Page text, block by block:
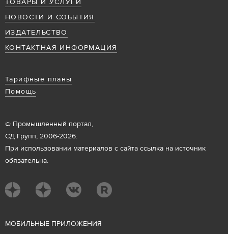
ТОВАРЫ И УСЛУГИ
НОВОСТИ И СОБЫТИЯ
ИЗДАТЕЛЬСТВО
КОНТАКТНАЯ ИНФОРМАЦИЯ
Тарифные планы
Помощь
© Промышленный портал,
СД Групп, 2006-2026.
При использовании материалов с сайта ссылка на источник
обязательна.
МОБИЛЬНЫЕ ПРИЛОЖЕНИЯ